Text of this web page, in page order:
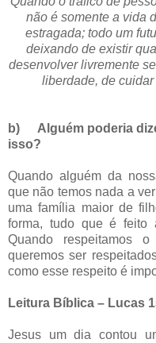
não é somente a vida
estragada; todo um
deixando de existir
desenvolver livremente
liberdade, de
b)
Alguém poderia
isso?
Quando alguém da
que não temos nada a
uma família maior de
forma, tudo que é feito
Quando respeitamos
queremos ser
como esse respeito é
Leitura Bíblica – Lucas
Jesus um dia contou